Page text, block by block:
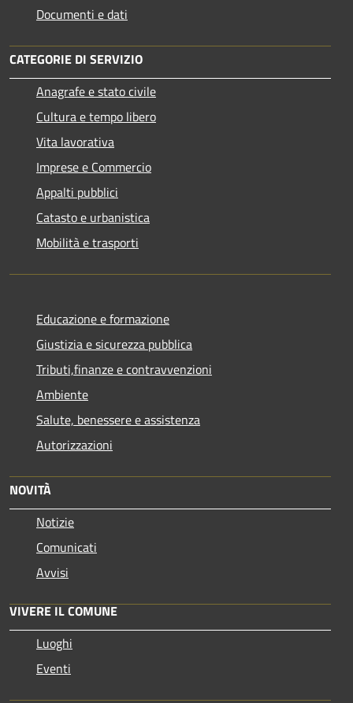
Documenti e dati
CATEGORIE DI SERVIZIO
Anagrafe e stato civile
Cultura e tempo libero
Vita lavorativa
Imprese e Commercio
Appalti pubblici
Catasto e urbanistica
Mobilità e trasporti
Educazione e formazione
Giustizia e sicurezza pubblica
Tributi,finanze e contravvenzioni
Ambiente
Salute, benessere e assistenza
Autorizzazioni
NOVITÀ
Notizie
Comunicati
Avvisi
VIVERE IL COMUNE
Luoghi
Eventi